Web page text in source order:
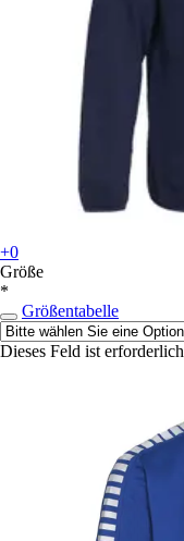
+0
Größe
*
Größentabelle
Dieses Feld ist erforderlich